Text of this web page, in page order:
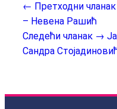
← Претходни чланак
– Невена Рашић
Следећи чланак →
Сандра